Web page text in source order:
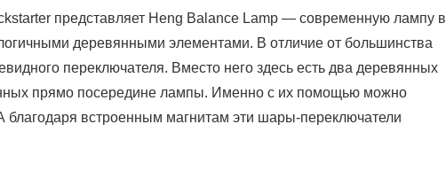
представляет Heng Balance Lamp — современную лампу в
деревянными элементами. В отличие от большинства
переключателя. Вместо него здесь есть два деревянных
прямо посередине лампы. Именно с их помощью можно
благодаря встроенным магнитам эти шары-переключатели